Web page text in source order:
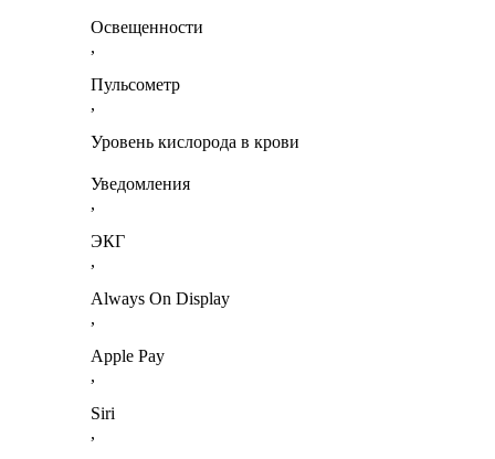
Освещенности
,
Пульсометр
,
Уровень кислорода в крови
Уведомления
,
ЭКГ
,
Always On Display
,
Apple Pay
,
Siri
,